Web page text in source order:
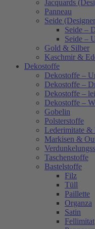
Jacquards
Panneau
Seide
Seide –
Seide –
Gold & Silber
Kaschmir &
Dekostoffe
Dekostoffe –
Dekostoffe –
Dekostoffe –
Dekostoffe –
Gobelin
Polsterstoffe
Lederimitate &
Markisen &
Taschenstoffe
Bastelstoffe
Filz
Tüll
Paillette
Organza
Satin
Fellimitat